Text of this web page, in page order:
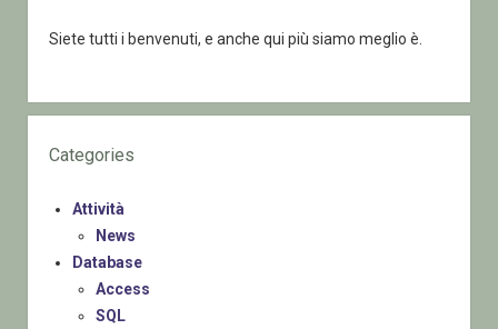
Siete tutti i benvenuti, e anche qui più siamo meglio è.
Categories
Attività
News
Database
Access
SQL